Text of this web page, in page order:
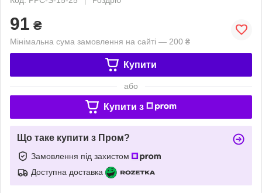
91 ₴
Мінімальна сума замовлення на сайті — 200 ₴
Купити
або
Купити з
Що таке купити з Пром?
Замовлення під захистом
Доступна доставка